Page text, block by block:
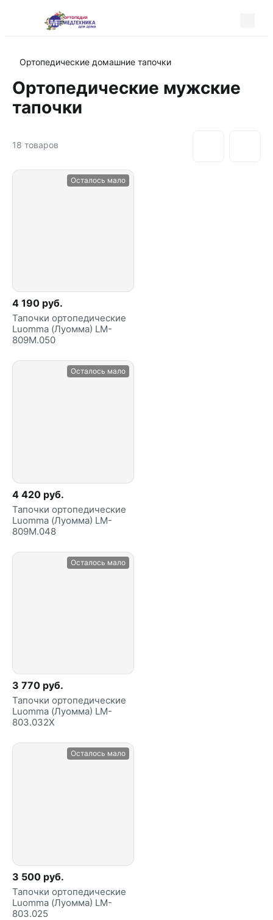
Ортопедические домашние тапочки
Ортопедические мужские
тапочки
18 товаров
Осталось мало
4 190 руб.
Тапочки ортопедические
Luomma (Луомма) LM-
809М.050
Осталось мало
4 420 руб.
Тапочки ортопедические
Luomma (Луомма) LM-
809М.048
Осталось мало
3 770 руб.
Тапочки ортопедические
Luomma (Луомма) LM-
803.032X
Осталось мало
3 500 руб.
Тапочки ортопедические
Luomma (Луомма) LM-
803.025